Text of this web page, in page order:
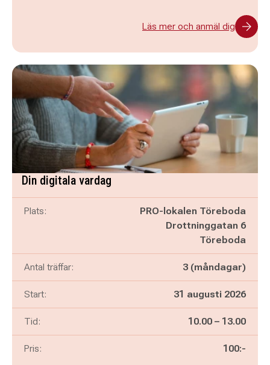
Läs mer och anmäl dig
Din digitala vardag
Plats:
PRO-lokalen Töreboda
Drottninggatan 6
Töreboda
Antal träffar: 3 (måndagar)
Start: 31 augusti 2026
Tid: Pågår mellan
10.00 – och
13.00
Pris: 100:-